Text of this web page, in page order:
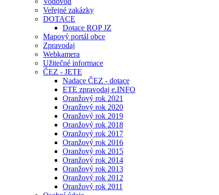
Veřejné zakázky
DOTACE
Dotace ROP JZ
Mapový portál obce
Zpravodaj
Webkamera
Užitečné informace
ČEZ - JETE
Nadace ČEZ - dotace
ETE zpravodaj e.INFO
Oranžový rok 2021
Oranžový rok 2020
Oranžový rok 2019
Oranžový rok 2018
Oranžový rok 2017
Oranžový rok 2016
Oranžový rok 2015
Oranžový rok 2014
Oranžový rok 2013
Oranžový rok 2012
Oranžový rok 2011